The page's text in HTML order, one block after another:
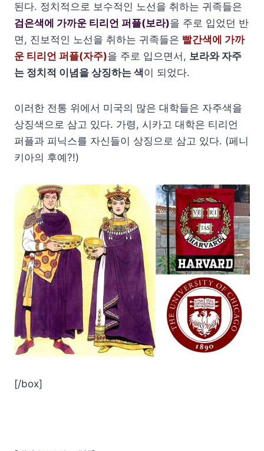
된다. 정치적으로 보수적인 노선을 취하는 귀족들은
검은색에 가까운 티리언 퍼플(보라)을 주로 입었던 반
면, 진보적인 노선을 취하는 귀족들은 빨간색에 가까
운 티리언 퍼플(자주)을 주로 입으면서, 보라와 자주
는 정치적 이념을 상징하는 색이 되었다.
이러한 전통 위에서 미국의 많은 대학들은 자주색을
상징색으로 삼고 있다. 가령, 시카고 대학은 티리언
퍼플과 피닉스를 자신들이 상징으로 삼고 있다. (페니
키아의 후예?!)
[/box]